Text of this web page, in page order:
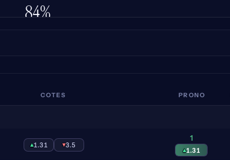
84%
COTES PRONO
▴1.31 ▾3.5
1
▴1.31